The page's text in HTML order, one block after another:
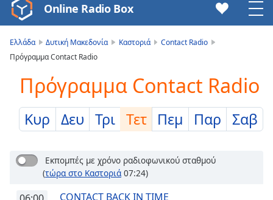
Video
Player
loading.
Video
Skip
Backward
Skip
Current
0:00
Online Radio Box
Ελλάδα Δυτική Μακεδονία Καστοριά
Contact Radio
Πρόγραμμα Contact Radio
Πρόγραμμα Contact Radio
Κυρ Δευ Τρι Τετ Πεμ Παρ Σαβ
Εκπομπές με χρόνο ραδιοφωνικού σταθμού
(τώρα στο Καστοριά07:24)
CONTACT BACK IN TIME